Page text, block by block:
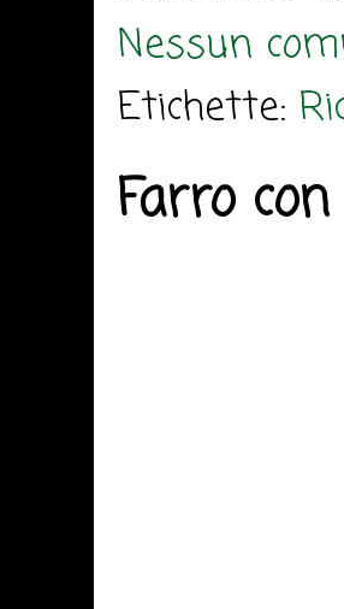
Nessun
Etichette:
Farro